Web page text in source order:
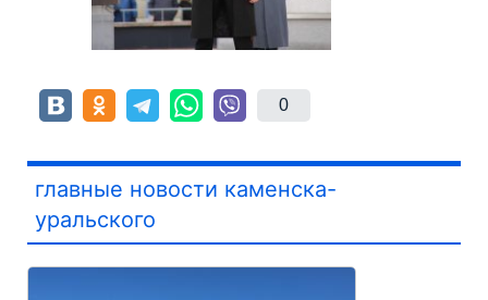
0
главные новости каменска-
уральского